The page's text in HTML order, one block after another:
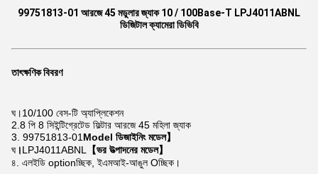
99751813-01 আরজে 45 মডুলার জ্যাক 10 / 100Base-T LPJ4011ABNL
ডিজিটাল ক্যামেরা ডিভিবি
তাৎক্ষণিক বিবরণ
ঘ।10/100 বেস-টি অ্যাপ্লিকেশন
2.8 পি 8 সিইন্টিগ্রেটেড ফিল্টার আরজে 45 মহিলা জ্যাক
3. 99751813-01 Model ডিজাইনিং মডেল】
ঘ ।LPJ4011ABNL
【ভর উত্পাদনের মডেল】
৪. এলইডি optionচ্ছিক, ইএমআই-আঙুল Oচ্ছিক।